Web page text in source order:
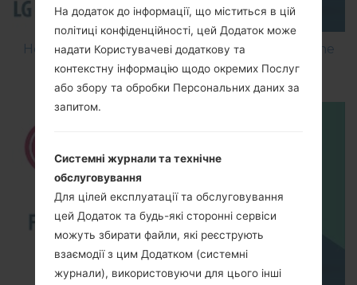
How to Flash Stock Firmware on LG Smartphone
using LG Flash Tool 2014?
На додаток до інформації, що міститься в цій
політиці конфіденційності, цей Додаток може
надати Користувачеві додаткову та
контекстну інформацію щодо окремих Послуг
або збору та обробки Персональних даних за
запитом.
Системні журнали та технічне
обслуговування
Для цілей експлуатації та обслуговування
цей Додаток та будь-які сторонні сервіси
можуть збирати файли, які реєструють
взаємодії з цим Додатком (системні
журнали), використовуючи для цього інші